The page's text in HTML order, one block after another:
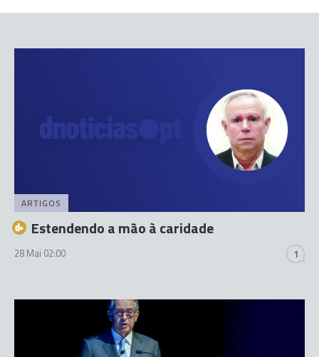
ARTIGOS
Estendendo a mão à caridade
28 Mai 02:00 1